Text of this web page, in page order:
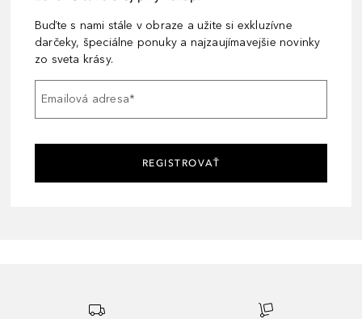
Buďte s nami stále v obraze a užite si exkluzívne
darčeky, špeciálne ponuky a najzaujímavejšie novinky
zo sveta krásy.
Emailová adresa*
REGISTROVAŤ